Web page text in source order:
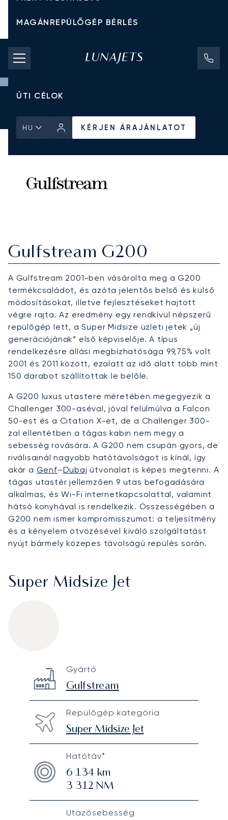
MAGÁNREPÜLŐGÉP BÉRLÉS
CHARTER ÁRAK
MAGÁNREPÜLŐGÉPEK
ÚTI CÉLOK
HU KÉRJEN ÁRAJÁNLATOT
Gulfstream G200
A Gulfstream 2001-ben vásárolta meg a G200
termékcsaládot, és azóta jelentős belső és külső
módosításokat, illetve fejlesztéseket hajtott
végre rajta. Az eredmény egy rendkívül népszerű
repülőgép lett, a Super Midsize üzleti jetek „új
generációjának” első képviselője. A típus
rendelkezésre állási megbízhatósága 99,75% volt
2001 és 2011 között, ezalatt az idő alatt több mint
150 darabot szállítottak le belőle.
A G200 luxus utastere méretében megegyezik a
Challenger 300-aséval, jóval felülmúlva a Falcon
50-est és a Citation X-et, de a Challenger 300-
zal ellentétben a tágas kabin nem megy a
sebesség rovására. A G200 nem csupán gyors, de
riválisainál nagyobb hatótávolságot is kínál, így
akár a Genf–Dubaj útvonalat is képes megtenni. A
tágas utastér jellemzően 9 utas befogadására
alkalmas, és Wi-Fi internetkapcsolattal, valamint
hátsó konyhával is rendelkezik. Összességében a
G200 nem ismer kompromisszumot: a teljesítmény
és a kényelem ötvözésével kiváló szolgáltatást
nyújt bármely közepes távolságú repülés során.
Super Midsize Jet
Technical specifications
Gyártó
Gulfstream
Repülőgép kategória
Super Midsize Jet
Hatótáv*
6 134km
3 312 NM
Utazósebesség